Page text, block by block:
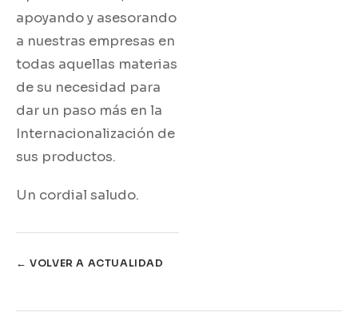
apoyando y asesorando
a nuestras empresas en
todas aquellas materias
de su necesidad para
dar un paso más en la
Internacionalización de
sus productos.
Un cordial saludo.
← VOLVER A ACTUALIDAD
Prev